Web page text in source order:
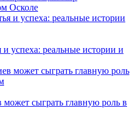
Осколе
и успеха: реальные истории и
сыграть главную роль в